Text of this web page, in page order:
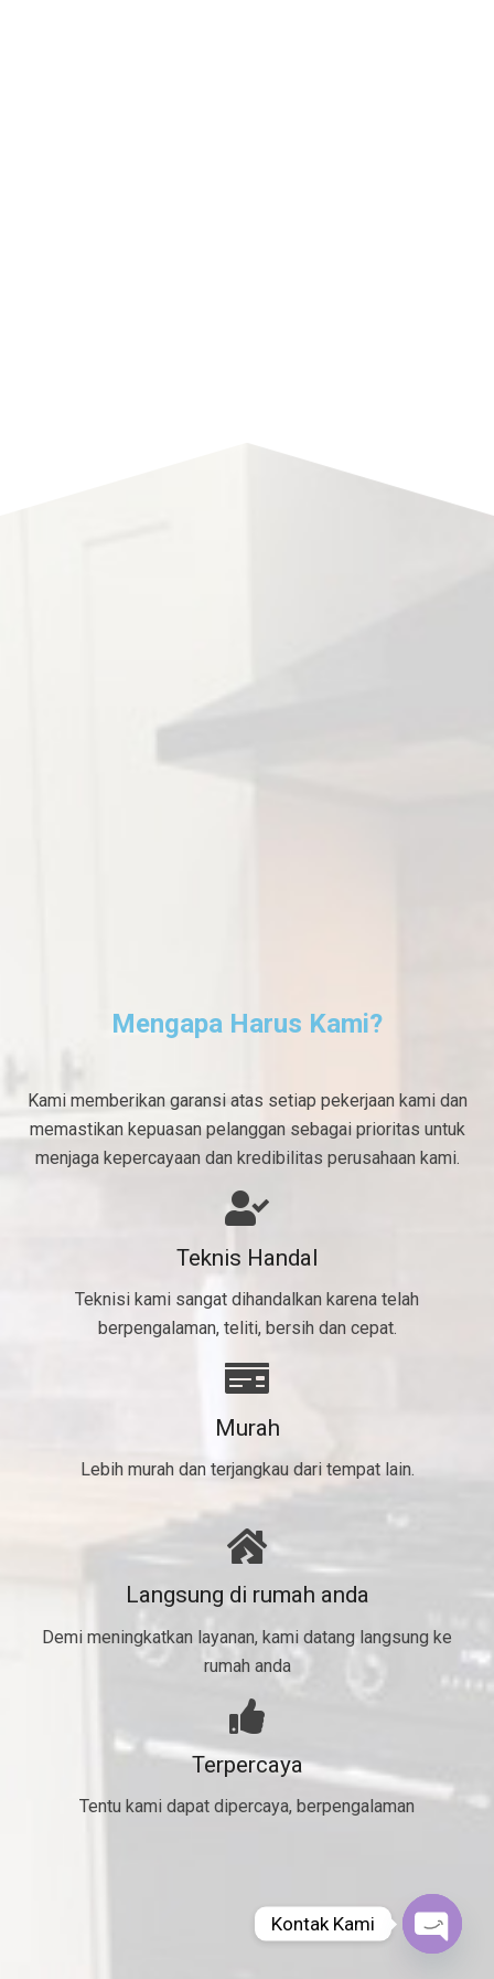
Mengapa Harus Kami?
Kami memberikan garansi atas setiap pekerjaan kami dan
memastikan kepuasan pelanggan sebagai prioritas untuk
menjaga kepercayaan dan kredibilitas perusahaan kami.
Teknis Handal
Teknisi kami sangat dihandalkan karena telah
berpengalaman, teliti, bersih dan cepat.
Murah
Lebih murah dan terjangkau dari tempat lain.
Langsung di rumah anda
Demi meningkatkan layanan, kami datang langsung ke
rumah anda
Terpercaya
Tentu kami dapat dipercaya, berpengalaman
Kontak Kami